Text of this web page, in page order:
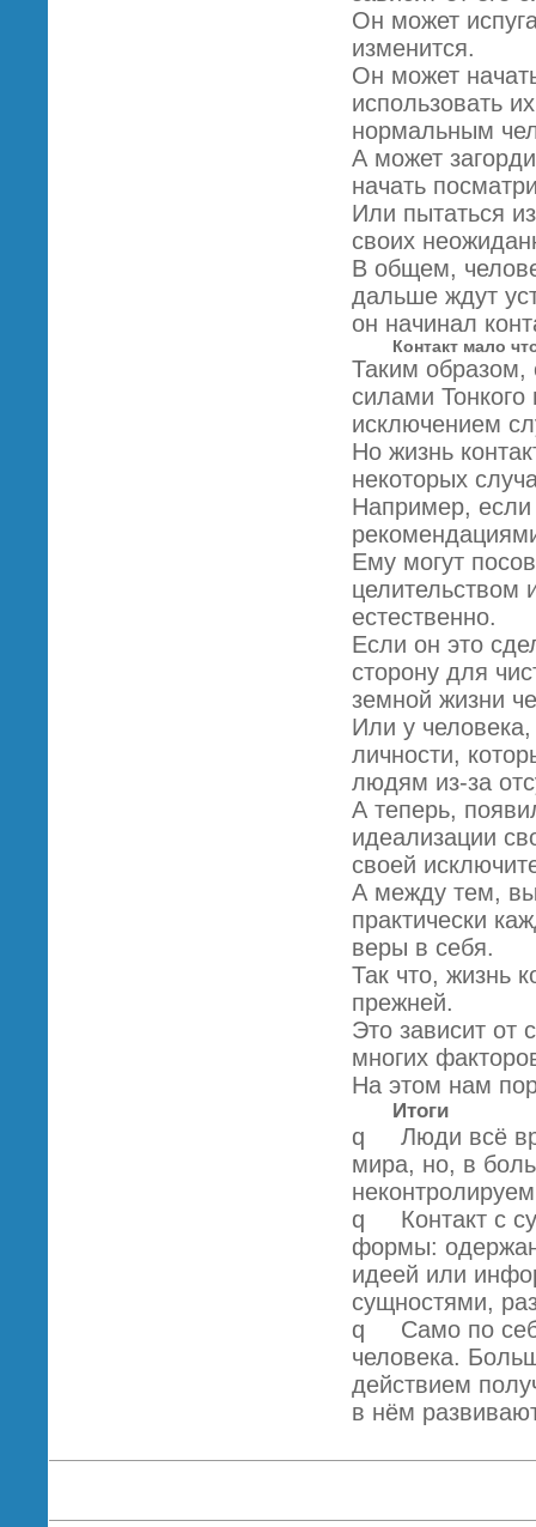
Он может
изменится.
Он может
использовать
нормальным
А может
начать
Или пытаться
своих
В общем,
дальше ждут
он начинал
Контакт мало
Таким образом,
силами
исключением
Но жизнь
некоторых
Например, если
Ему могут
целительством
естественно.
Если он это
сторону для
земной жизни
Или у
личности,
людям из-за
А теперь,
идеализации
своей
А между тем,
практически
веры в себя.
Так что, жизнь
прежней.
Это зависит от
многих
На этом нам
Итоги
q Люди всё
мира, но, в
q Контакт с
формы:
идеей или
сущностями,
q Само по
человека.
действием
в нём